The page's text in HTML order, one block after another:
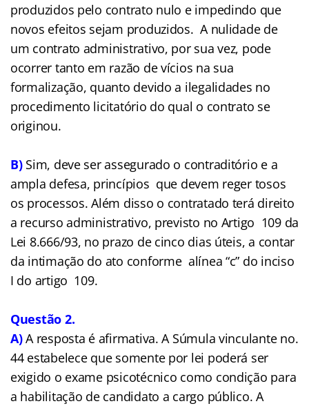
produzidos pelo contrato nulo e impedindo que
novos efeitos sejam produzidos. A nulidade de
um contrato administrativo, por sua vez, pode
ocorrer tanto em razão de vícios na sua
formalização, quanto devido a ilegalidades no
procedimento licitatório do qual o contrato se
originou.
B)Sim, deve ser assegurado o contraditório e a
ampla defesa, princípios que devem reger tosos
os processos. Além disso o contratado terá direito
a recurso administrativo, previsto no Artigo 109 da
Lei 8.666/93, no prazo de cinco dias úteis, a contar
da intimação do ato conforme alínea “c” do inciso
I do artigo 109.
Questão 2.
A)A resposta é afirmativa. A Súmula vinculante no.
44 estabelece que somente por lei poderá ser
exigido o exame psicotécnico como condição para
a habilitação de candidato a cargo público. A